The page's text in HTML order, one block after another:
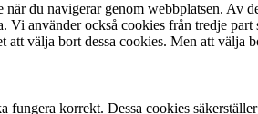
du navigerar genom webbplatsen. Av
använder också cookies från tredje
välja bort dessa cookies. Men att välja
korrekt. Dessa cookies